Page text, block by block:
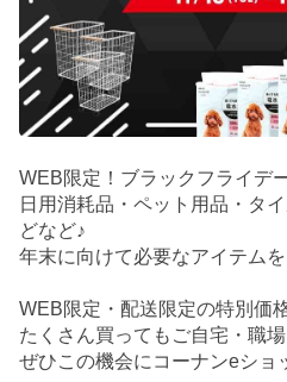
WEB限定！ブラックフライデ
日用消耗品・ペット用品・タ
どなど♪
年末に向けて必要なアイテム
WEB限定・配送限定の特別価
たくさん買ってもご自宅・職
ぜひこの機会にコーナンeショ